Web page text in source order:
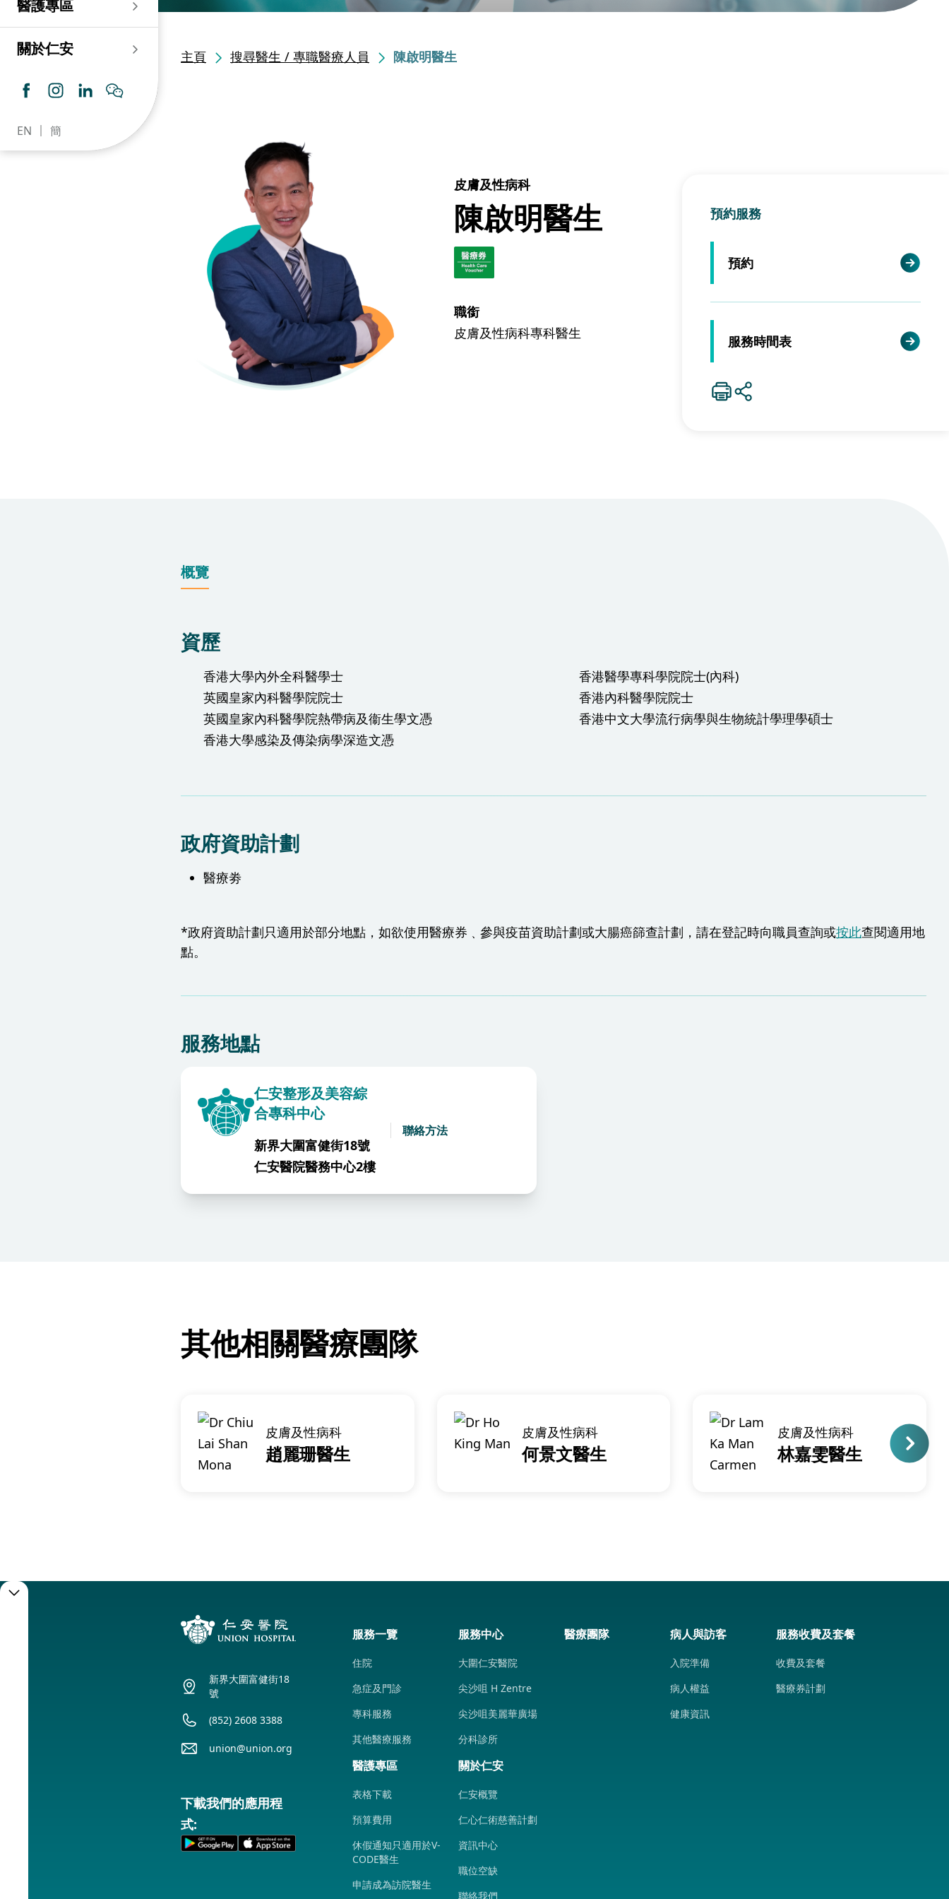
老人科
血液及血液腫瘤科
感染及傳染病科
耳鼻喉科
兒科
心理衛生服務 / 精神科
傷口及造口專科護理服
務
藥房​
仁安心臟中心
內分泌及糖尿專科診
仁安眼科中心
醫護專區
關於仁安
EN 簡
主頁 搜尋醫生 / 專職醫療人員 陳啟明醫生
皮膚及性病科
陳啟明醫生
職銜
皮膚及性病科專科醫生
預約服務
預約
服務時間表
概覽
資歷
香港大學內外全科醫學士
英國皇家內科醫學院院士
英國皇家內科醫學院熱帶病及衞生學文憑
香港大學感染及傳染病學深造文憑
香港醫學專科學院院士(內科)
香港內科醫學院院士
香港中文大學流行病學與生物統計學理學碩士
政府資助計劃
醫療劵
*政府資助計劃只適用於部分地點，如欲使用醫療券﹑參與疫苗資助計劃或大腸癌篩查計劃，請在登記時向職員查詢或按此查閱適用地
點。​
服務地點
仁安整形及美容綜
合專科中心
新界大圍富健街18號
仁安醫院醫務中心2樓
聯絡方法
其他相關醫療團隊
皮膚及性病科
趙麗珊醫生
皮膚及性病科
何景文醫生
皮膚及性病科
林嘉雯醫生
新界大圍富健街18
號
(852) 2608 3388
union@union.org
下載我們的應用程
式:
服務一覽
住院
急症及門診
專科服務
其他醫療服務
服務中心
大圍仁安醫院
尖沙咀 H Zentre
尖沙咀美麗華廣場
分科診所
醫療團隊 病人與訪客
入院準備
病人權益
健康資訊
服務收費及套餐
收費及套餐
醫療券計劃
醫護專區
表格下載
預算費用
休假通知只適用於V-
CODE醫生
申請成為訪院醫生
關於仁安
仁安概覽
仁心仁術慈善計劃
資訊中心
職位空缺
聯絡我們